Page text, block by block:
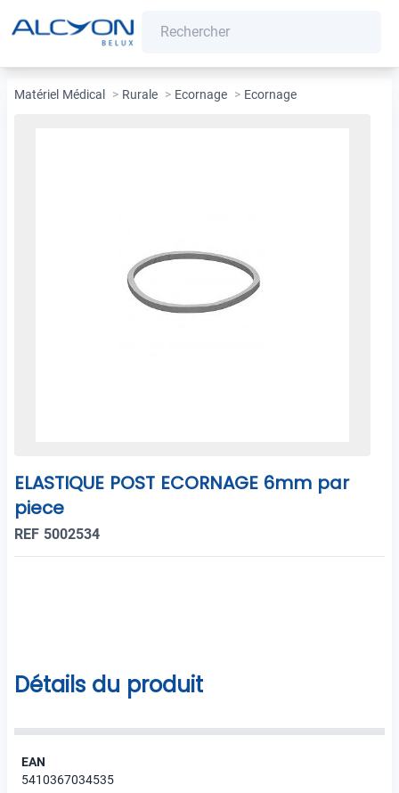
Matériel Médical > Rurale > Ecornage > Ecornage
ELASTIQUE POST ECORNAGE 6mm par
piece
REF 5002534
Détails du produit
EAN
5410367034535